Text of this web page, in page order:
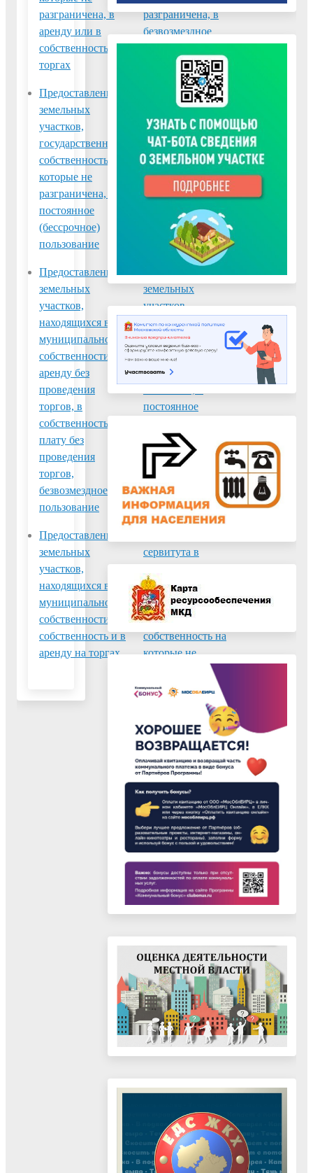
разграничена, в
аренду или в
собственность на
торгах
разграничена, в
безвозмездное
Предоставление
земельных
участков,
государственная
собственность на
которые не
разграничена, в
постоянное
(бессрочное)
пользование
Предоставление
земельных
участков,
государственная
собственность на
которые не
разграничена, в
собственность
бесплатно
Предоставление
земельных
участков,
находящихся в
муниципальной
собственности, в
аренду без
проведения
торгов, в
собственность за
плату без
проведения
торгов,
безвозмездное
пользование
земельных
участков,
находящихся в
муниципальной
собственности, в
собственность
постоянное
пользование
Предоставление
земельных
участков,
находящихся в
муниципальной
собственности, в
собственность и в
аренду на торгах
сервитута в
земельных
участков,
государственная
собственность на
которые не